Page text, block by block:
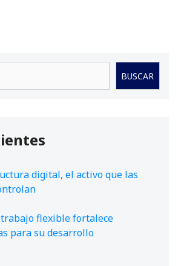
BUSCAR
digital, el activo que las
flexible fortalece
para su desarrollo